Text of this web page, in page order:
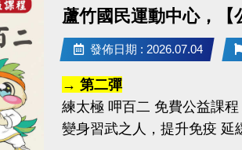
蘆竹國民運動中心，【
發佈日期 : 2026.07.04
→ 第二彈
練太極 呷百二 免費公益課程
變身習武之人，提升免疫 延